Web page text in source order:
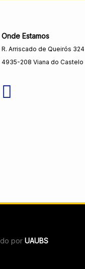
Onde Estamos
R. Arriscado de Queirós 324
4935-208 Viana do Castelo
por UAUBS